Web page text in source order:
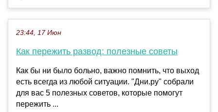
23:44, 17 Июн
Как пережить развод: полезные советы
Как бы ни было больно, важно помнить, что выход
есть всегда из любой ситуации. "Дни.ру" собрали
для вас 5 полезных советов, которые помогут
пережить ...